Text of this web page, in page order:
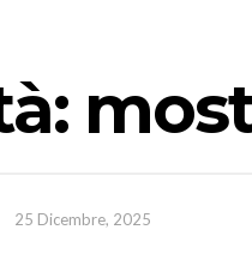
25 Dicembre, 2025